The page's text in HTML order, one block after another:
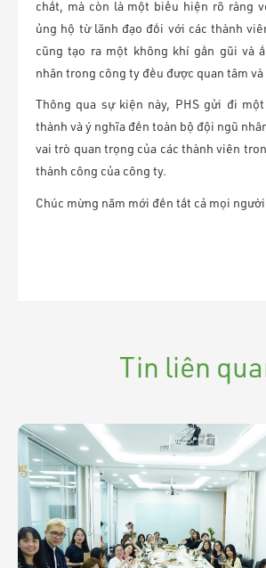
chất, mà còn là một biểu hiện rõ ràng
ủng hộ từ lãnh đạo đối với các thành
cũng tạo ra một không khí gần gũi và
nhân trong công ty đều được quan tâm
Thông qua sự kiện này, PHS gửi đi
thành và ý nghĩa đến toàn bộ đội ngũ
vai trò quan trọng của các thành viên
thành công của công ty.
Chúc mừng năm mới đến tất cả mọi
Tin liên